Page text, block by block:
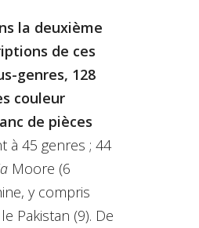
la deuxième
de ces
genres, 128
couleur
de pièces
à 45 genres ; 44
Moore (6
y compris
Pakistan (9). De